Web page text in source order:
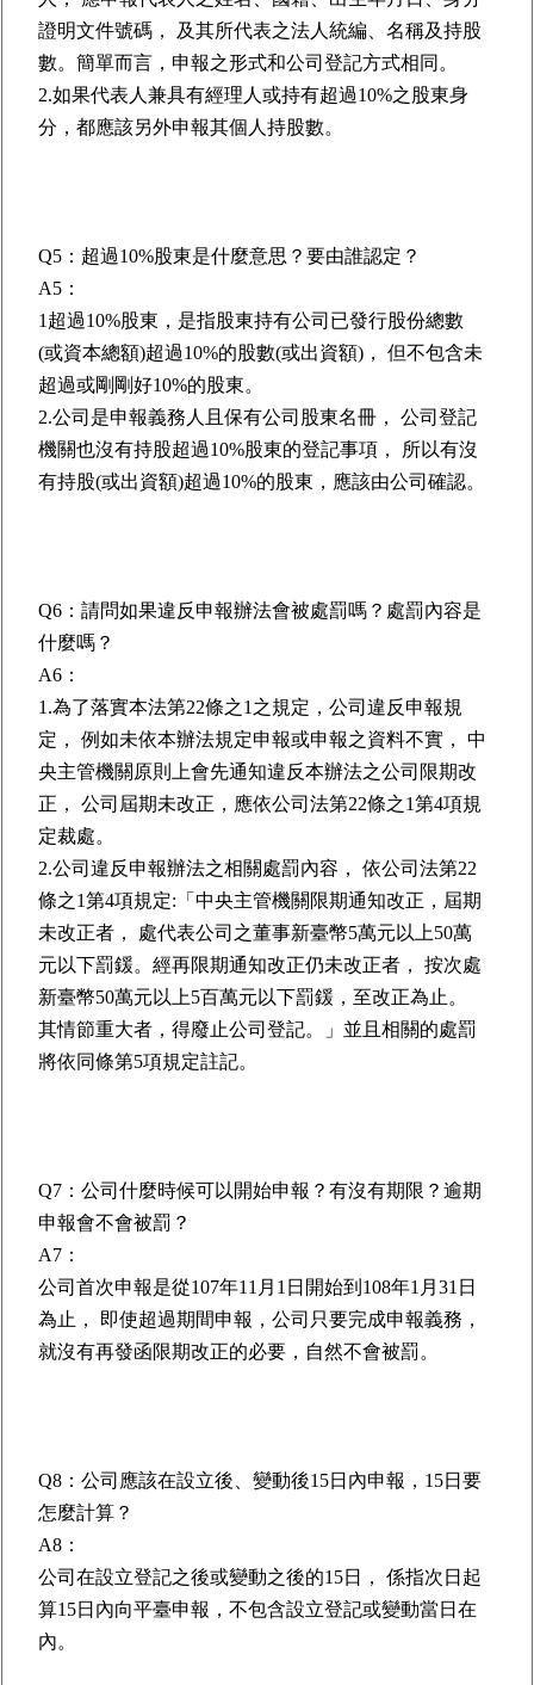
證明文件號碼， 及其所代表之法人統編、名稱及持股
數。簡單而言，申報之形式和公司登記方式相同。
2.如果代表人兼具有經理人或持有超過10%之股東身
分，都應該另外申報其個人持股數。
Q5：超過10%股東是什麼意思？要由誰認定？
A5：
1超過10%股東，是指股東持有公司已發行股份總數
(或資本總額)超過10%的股數(或出資額)， 但不包含未
超過或剛剛好10%的股東。
2.公司是申報義務人且保有公司股東名冊， 公司登記
機關也沒有持股超過10%股東的登記事項， 所以有沒
有持股(或出資額)超過10%的股東，應該由公司確認。
Q6：請問如果違反申報辦法會被處罰嗎？處罰內容是
什麼嗎？
A6：
1.為了落實本法第22條之1之規定，公司違反申報規
定， 例如未依本辦法規定申報或申報之資料不實， 中
央主管機關原則上會先通知違反本辦法之公司限期改
正， 公司屆期未改正，應依公司法第22條之1第4項規
定裁處。
2.公司違反申報辦法之相關處罰內容， 依公司法第22
條之1第4項規定:「中央主管機關限期通知改正，屆期
未改正者， 處代表公司之董事新臺幣5萬元以上50萬
元以下罰鍰。經再限期通知改正仍未改正者， 按次處
新臺幣50萬元以上5百萬元以下罰鍰，至改正為止。
其情節重大者，得廢止公司登記。」並且相關的處罰
將依同條第5項規定註記。
Q7：公司什麼時候可以開始申報？有沒有期限？逾期
申報會不會被罰？
A7：
公司首次申報是從107年11月1日開始到108年1月31日
為止， 即使超過期間申報，公司只要完成申報義務，
就沒有再發函限期改正的必要，自然不會被罰。
Q8：公司應該在設立後、變動後15日內申報，15日要
怎麼計算？
A8：
公司在設立登記之後或變動之後的15日， 係指次日起
算15日內向平臺申報，不包含設立登記或變動當日在
內。